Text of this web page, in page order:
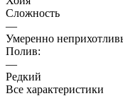
Сложность
—
Умеренно
Полив:
—
Редкий
Все характеристики